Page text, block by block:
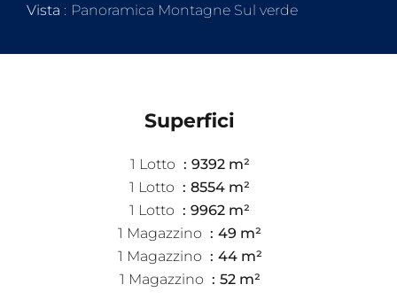
Vista
Panoramica Montagne Sul verde
Superfici
1 Lotto
9392 m²
1 Lotto
8554 m²
1 Lotto
9962 m²
1 Magazzino
49 m²
1 Magazzino
44 m²
1 Magazzino
52 m²